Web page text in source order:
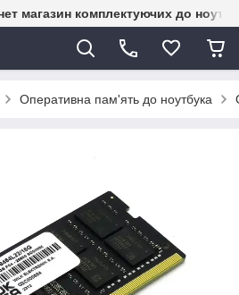
магазин комплектуючих до
Оперативна пам'ять до ноутбука